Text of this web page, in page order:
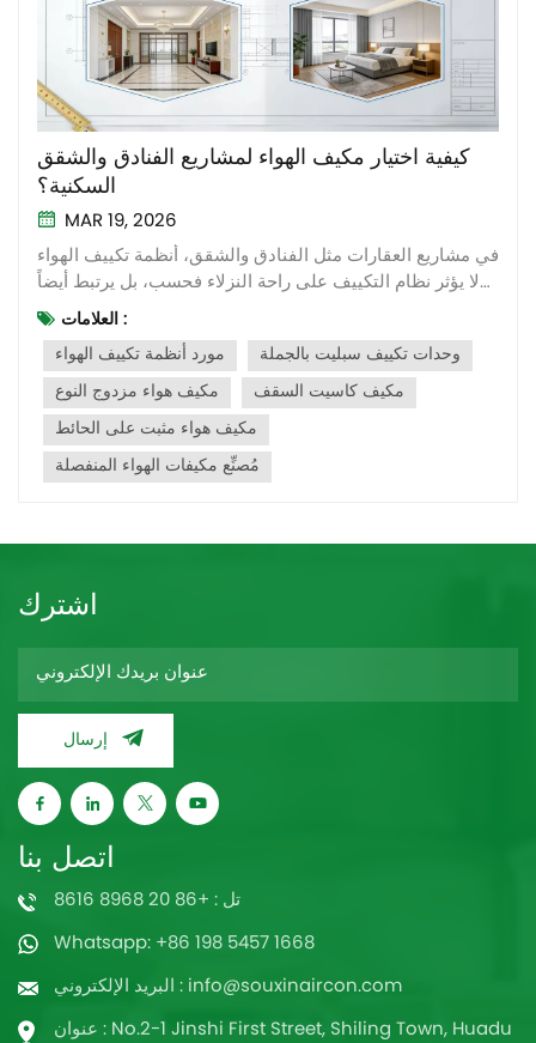
كيفية اختيار مكيف الهواء لمشاريع الفنادق والشقق
السكنية؟
MAR 19, 2026
في مشاريع العقارات مثل الفنادق والشقق، أنظمة تكييف الهواء
لا يؤثر نظام التكييف على راحة النزلاء فحسب، بل يرتبط أيضاً
بتكلفة الاستثمار والتشغيل وكفاءة الصيانة. بالنسبة لمطوري
المباني ومقاولي المشاريع، يُعد اختيار نظام التكييف المناسب
قراراً فنياً يتطلب دراسة متأنية.ستحلل هذه المقالة العوامل
الرئيسية...
العلامات :
مورد أنظمة تكييف الهواء
وحدات تكييف سبليت بالجملة
مكيف هواء مزدوج النوع
مكيف كاسيت السقف
مكيف هواء مثبت على الحائط
مُصنِّع مكيفات الهواء المنفصلة
اشترك
إرسال
اتصل بنا
تل : +86 20 8968 8616
Whatsapp: +86 198 5457 1668
البريد الإلكتروني : info@souxinaircon.com
عنوان : No.2-1 Jinshi First Street, Shiling Town, Huadu